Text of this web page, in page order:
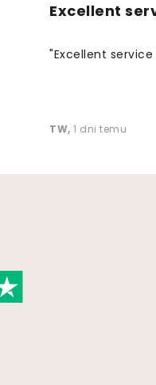
Excellent
"Excellent
TW, 1 dni temu